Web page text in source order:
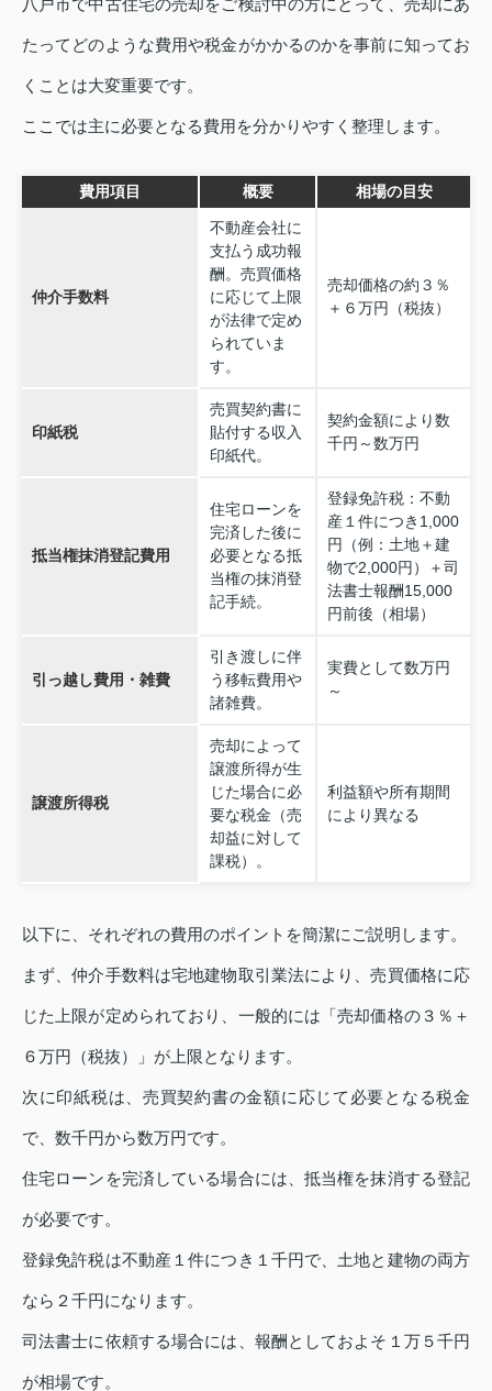
たってどのような費用や税金がかかるのかを事前に知ってお
くことは大変重要です。
ここでは主に必要となる費用を分かりやすく整理します。
費用項目 概要 相場の目安
仲介手数料
不動産会社に
支払う成功報
酬。売買価格
に応じて上限
が法律で定め
られていま
す。
売却価格の約３％
＋６万円（税抜）
印紙税
売買契約書に
貼付する収入
印紙代。
契約金額により数
千円～数万円
抵当権抹消登記費用
住宅ローンを
完済した後に
必要となる抵
当権の抹消登
記手続。
登録免許税：不動
産１件につき1,000
円（例：土地＋建
物で2,000円）＋司
法書士報酬15,000
円前後（相場）
引っ越し費用・雑費
引き渡しに伴
う移転費用や
諸雑費。
実費として数万円
～
譲渡所得税
売却によって
譲渡所得が生
じた場合に必
要な税金（売
却益に対して
課税）。
利益額や所有期間
により異なる
以下に、それぞれの費用のポイントを簡潔にご説明します。
まず、仲介手数料は宅地建物取引業法により、売買価格に応
じた上限が定められており、一般的には「売却価格の３％＋
６万円（税抜）」が上限となります。
次に印紙税は、売買契約書の金額に応じて必要となる税金
で、数千円から数万円です。
住宅ローンを完済している場合には、抵当権を抹消する登記
が必要です。
登録免許税は不動産１件につき１千円で、土地と建物の両方
なら２千円になります。
司法書士に依頼する場合には、報酬としておよそ１万５千円
が相場です。